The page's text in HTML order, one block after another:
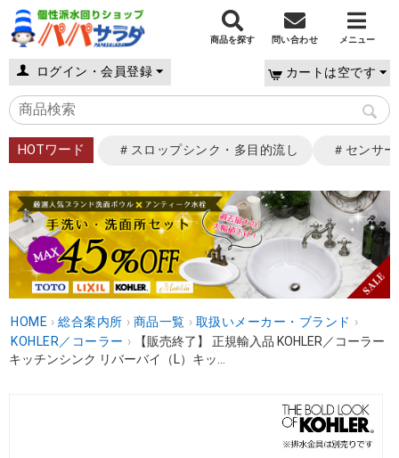
商品を探す 問い合わせ メニュー
ログイン・会員登録 カートは空です
HOTワード ＃スロップシンク・多目的流し ＃センサ
HOME › 総合案内所 › 商品一覧 › 取扱いメーカー・ブランド ›
KOHLER／コーラー ›
【販売終了】 正規輸入品 KOHLER／コーラー
キッチンシンク リバーバイ（L）キッ...